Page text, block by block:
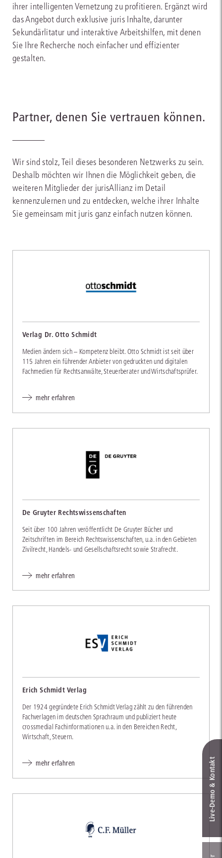
ihrer intelligenten Vernetzung zu profitieren. Ergänzt wird
das Angebot durch exklusive juris Inhalte, darunter
Sekundärlitatur und interaktive Arbeitshilfen, mit denen
Sie Ihre Recherche noch einfacher und effizienter
gestalten.
Partner, denen Sie vertrauen können.
Wir sind stolz, Teil dieses besonderen Netzwerks zu sein.
Deshalb möchten wir Ihnen die Möglichkeit geben, die
weiteren Mitglieder der jurisAllianz im Detail
kennenzulernen und zu entdecken, welche ihrer Inhalte
Sie gemeinsam mit juris ganz einfach nutzen können.
Verlag Dr. Otto Schmidt
Medien ändern sich – Kompetenz bleibt. Otto Schmidt ist seit über
115 Jahren ein führender Anbieter von gedruckten und digitalen
Fachmedien für Rechtsanwälte, Steuerberater und Wirtschaftsprüfer.
mehr erfahren
De Gruyter Rechtswissenschaften
Seit über 100 Jahren veröffentlicht De Gruyter Bücher und
Zeitschriften im Bereich Rechtswissenschaften, u.a. in den Gebieten
Zivilrecht, Handels- und Gesellschaftsrecht sowie Strafrecht.
mehr erfahren
Erich Schmidt Verlag
Der 1924 gegründete Erich Schmidt Verlag zählt zu den führenden
Fachverlagen im deutschen Sprachraum und publiziert heute
crossmedial Fachinformationen u.a. in den Bereichen Recht,
Wirtschaft, Steuern.
mehr erfahren Live‑Demo & Kontakt